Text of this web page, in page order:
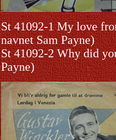
St 41092-1 My love
navnet Sam Payne)
St 41092-2 Why did
Payne)